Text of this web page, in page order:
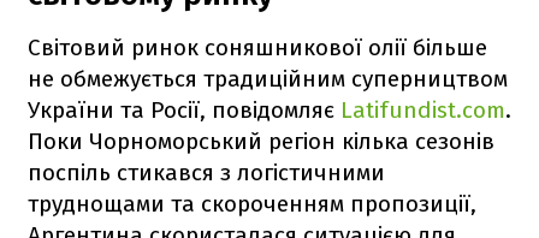
Світовий ринок соняшникової олії більше
не обмежується традиційним суперництвом
України та Росії, повідомляє Latifundist.com.
Поки Чорноморський регіон кілька сезонів
поспіль стикався з логістичними
труднощами та скороченням пропозиції,